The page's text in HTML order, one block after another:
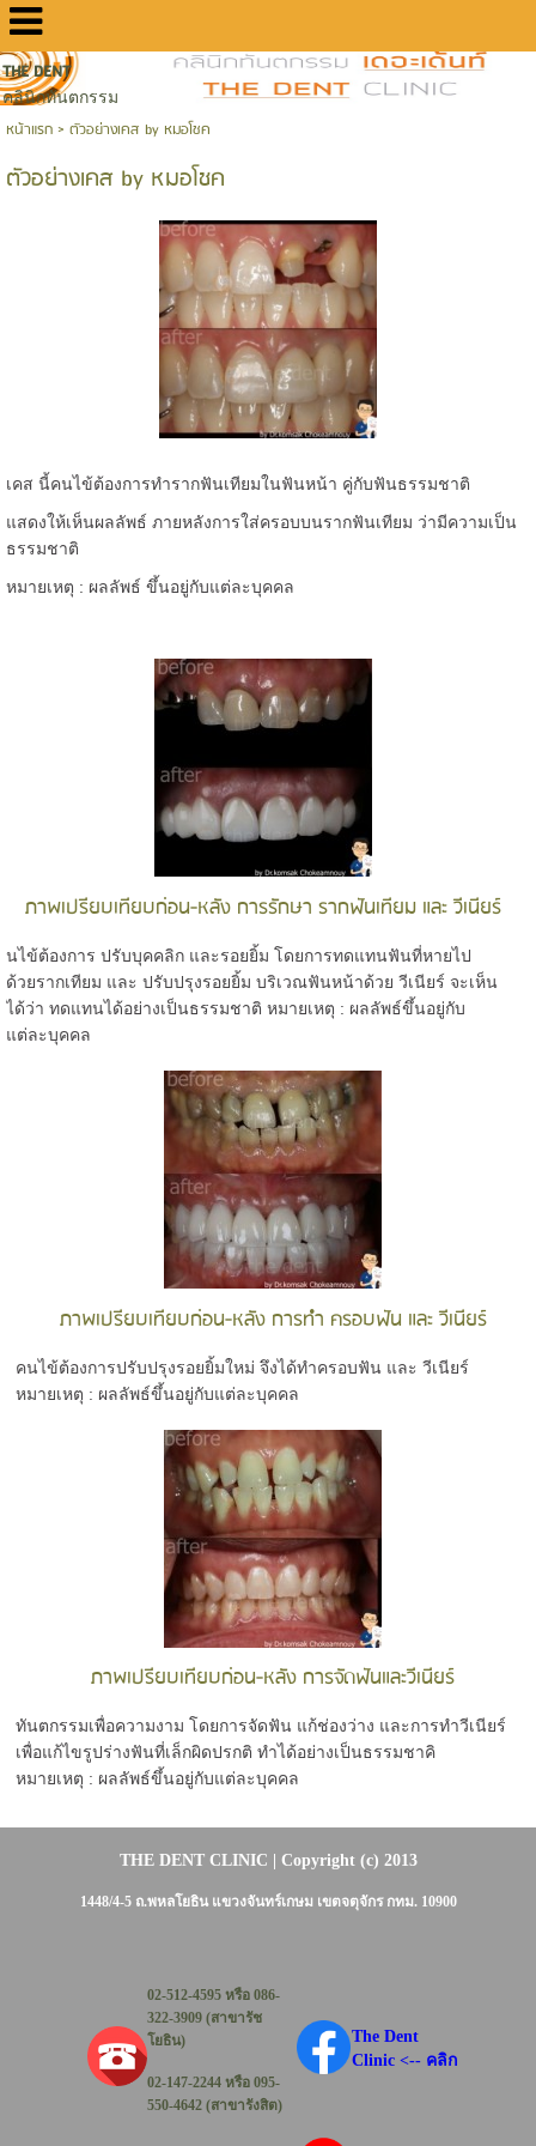
THE DENT
คลินิกทันตกรรม
หน้าแรก> ตัวอย่างเคส by หมอโชค
ตัวอย่างเคส by หมอโชค
เคส นี้คนไข้ต้องการทำรากฟันเทียมในฟันหน้า คู่กับฟันธรรมชาติ
แสดงให้เห็นผลลัพธ์ ภายหลังการใส่ครอบบนรากฟันเทียม ว่ามีความเป็น
ธรรมชาติ
หมายเหตุ : ผลลัพธ์ ขึ้นอยู่กับแต่ละบุคคล
ภาพเปรียบเทียบก่อน-หลัง การรักษา รากฟันเทียม และ วีเนียร์
นไข้ต้องการ ปรับบุคคลิก และรอยยิ้ม โดยการทดแทนฟันที่หายไป
ด้วยรากเทียม และ ปรับปรุงรอยยิ้ม บริเวณฟันหน้าด้วย วีเนียร์ จะเห็น
ได้ว่า ทดแทนได้อย่างเป็นธรรมชาติ หมายเหตุ : ผลลัพธ์ขึ้นอยู่กับ
แต่ละบุคคล
ภาพเปรียบเทียบก่อน-หลัง การทำ ครอบฟัน และ วีเนียร์
คนไข้ต้องการปรับปรุงรอยยิ้มใหม่ จึงได้ทำครอบฟัน และ วีเนียร์
หมายเหตุ : ผลลัพธ์ขึ้นอยู่กับแต่ละบุคคล
ภาพเปรียบเทียบก่อน-หลัง การจัดฟันและวีเนียร์
ทันตกรรมเพื่อความงาม โดยการจัดฟัน แก้ช่องว่าง และการทำวีเนียร์
เพื่อแก้ไขรูปร่างฟันที่เล็กผิดปรกติ ทำได้อย่างเป็นธรรมชาคิ
หมายเหตุ : ผลลัพธ์ขึ้นอยู่กับแต่ละบุคคล
THE DENT CLINIC | Copyright (c) 2013
1448/4-5 ถ.พหลโยธิน แขวงจันทร์เกษม เขตจตุจักร กทม. 10900
02-512-4595 หรือ 086-
322-3909 (สาขารัช
โยธิน)
02-147-2244 หรือ 095-
550-4642 (สาขารังสิต)
The Dent
Clinic <-- คลิก